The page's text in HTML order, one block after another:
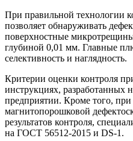
При правильной технологии
позволяет обнаруживать
поверхностные
глубиной 0,01 мм. Главные
селективность и наглядность.
Критерии оценки контроля
инструкциях, разработанных
предприятии. Кроме того,
магнитопорошковой
результатов контроля,
на ГОСТ 56512-2015 и DS-1.